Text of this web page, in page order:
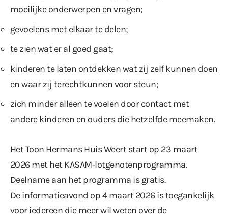
moeilijke onderwerpen en vragen;
gevoelens met elkaar te delen;
te zien wat er al goed gaat;
kinderen te laten ontdekken wat zij zelf kunnen doen
en waar zij terechtkunnen voor steun;
zich minder alleen te voelen door contact met
andere kinderen en ouders die hetzelfde meemaken.
Het Toon Hermans Huis Weert start op 23 maart
2026 met het KASAM-lotgenotenprogramma.
Deelname aan het programma is gratis.
De informatieavond op 4 maart 2026 is toegankelijk
voor iedereen die meer wil weten over de